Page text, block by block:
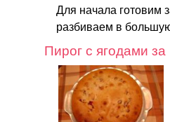
Для начала готовим
разбиваем в
Пирог с ягодами за